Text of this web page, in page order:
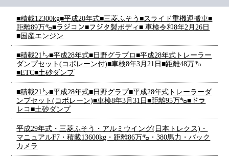
■積載12300kg■平成20年式■三菱ふそう■スライド重機運搬車■
距離89万㌔■ラジコン■フジタ製ボディ■ 車検令和8年2月26日
■国産エンジン
■積載21㌧■平成28年式■日野グラプロ■平成28年式トレーラー
ダンプセット(コボレーン付)■車検8年3月21日■距離48万㌔
■ETC■土砂ダンプ
■積載21㌧■平成28年式■日野グラプ■平成28年式トレーラーダ
ンプセット(コボレーン)■車検8年3月31日■距離95万㌔■ドラ
レコ■土砂ダンプ
平成29年式・三菱ふそう・アルミウイング(日本トレクス)・
マニュアルF7・積載13600kg・距離86万㌔・380馬力・バック
カメラ